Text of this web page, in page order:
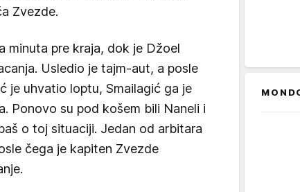
Zvezde.
minuta pre kraja, dok je Džoel
Usledio je tajm-aut, a posle
je uhvatio loptu, Smailagić ga je
Ponovo su pod košem bili Naneli i
o toj situaciji. Jedan od arbitara
čega je kapiten Zvezde